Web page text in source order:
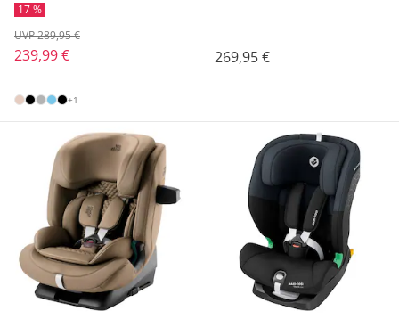
17 %
239,99 €
UVP 289,95 €
+1
269,95 €